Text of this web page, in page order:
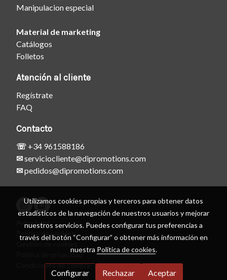
Manipulacion especial
Material de marketing
Catálogos
Folletos
Atención al cliente
Regístrate
FAQ
Contacto
☏ +34 961588186
✉serviciocliente@dipromotions.com
✉pedidos@dipromotions.com
Aviso legal
Política de cookies
Política de privacidad
Condiciones de compra
Utilizamos cookies propias y terceros para obtener datos
estadísticos de la navegación de nuestros usuarios y mejorar
nuestros servicios. Puedes configurar tus preferencias a
través del botón “Configurar” o obtener más información en
nuestra Política de cookies.
Configurar Rechazar Aceptar